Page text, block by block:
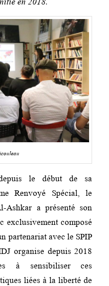
le début de sa
Renvoyé Spécial, le
Ashkar a présenté son
exclusivement composé
partenariat avec le SPIP
organise depuis 2018
à sensibiliser ces
liées à la liberté de